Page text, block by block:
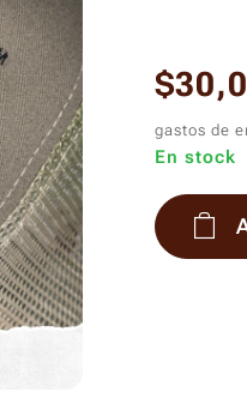
$
gastos de
En stock